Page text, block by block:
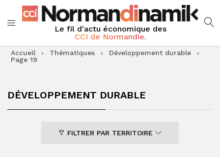
Le fil d'actu économique des
CCI de Normandie.
Accueil › Thématiques › Développement durable
›
Page 19
DÉVELOPPEMENT DURABLE
FILTRER PAR TERRITOIRE